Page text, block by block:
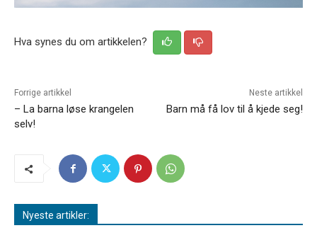
Hva synes du om artikkelen?
Forrige artikkel
– La barna løse krangelen
selv!
Neste artikkel
Barn må få lov til å kjede seg!
Nyeste artikler: